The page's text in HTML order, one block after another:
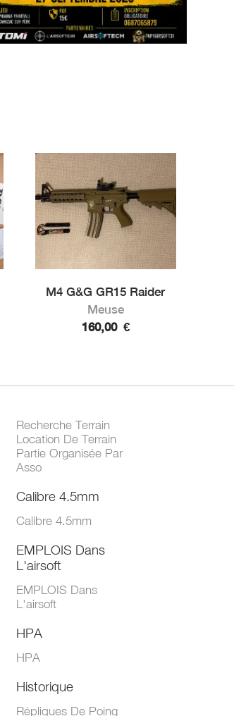
M4 G&G GR15 Raider
Meuse
160,00 €
Recherche Terrain
Location De Terrain
Partie Organisée Par
Asso
Calibre 4.5mm
Calibre 4.5mm
EMPLOIS Dans
L'airsoft
EMPLOIS Dans
L'airsoft
HPA
HPA
Historique
Répliques De Poing